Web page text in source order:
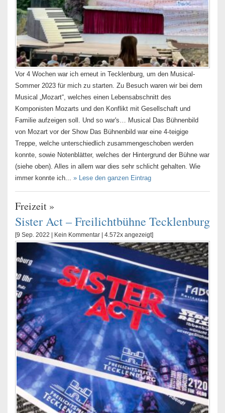
Vor 4 Wochen war ich erneut in Tecklenburg, um den Musical-
Sommer 2023 für mich zu starten. Zu Besuch waren wir bei dem
Musical „Mozart“, welches einen Lebensabschnitt des
Komponisten Mozarts und den Konflikt mit Gesellschaft und
Familie aufzeigen soll. Und so war's… Musical Das Bühnenbild
von Mozart vor der Show Das Bühnenbild war eine 4-teigige
Treppe, welche unterschiedlich zusammengeschoben werden
konnte, sowie Notenblätter, welches der Hintergrund der Bühne war
(siehe oben). Alles in allem war dies sehr schlicht gehalten. Wie
immer konnte ich... » Lese den ganzen Eintrag
Freizeit »
Sister Act – Freilichtbühne Tecklenburg
[9 Sep. 2022 | Kein Kommentar | 4.572x angezeigt]